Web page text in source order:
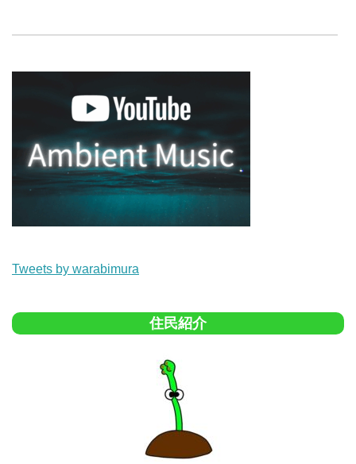
Tweets by warabimura
住民紹介